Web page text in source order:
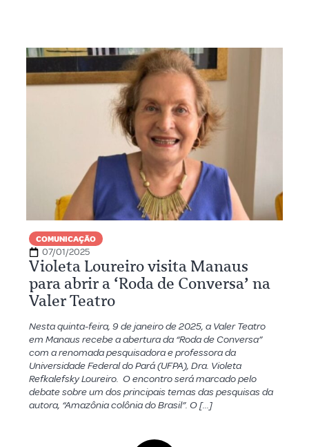
COMUNICAÇÃO
07/01/2025
Violeta Loureiro visita Manaus
para abrir a ‘Roda de Conversa’ na
Valer Teatro
Nesta quinta-feira, 9 de janeiro de 2025, a Valer Teatro
em Manaus recebe a abertura da “Roda de Conversa”
com a renomada pesquisadora e professora da
Universidade Federal do Pará (UFPA), Dra. Violeta
Refkalefsky Loureiro. O encontro será marcado pelo
debate sobre um dos principais temas das pesquisas da
autora, “Amazônia colônia do Brasil”. O […]